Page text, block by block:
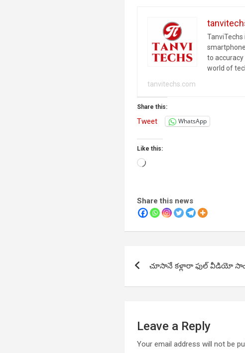
to
world of
tanvitechs.com
Share this:
Tweet WhatsApp
Like this:
Loading…
Share this news
navigation
చూసానే కళ్లారా ఫుల్ వీడియో
Leave a Reply
Your email address will not be